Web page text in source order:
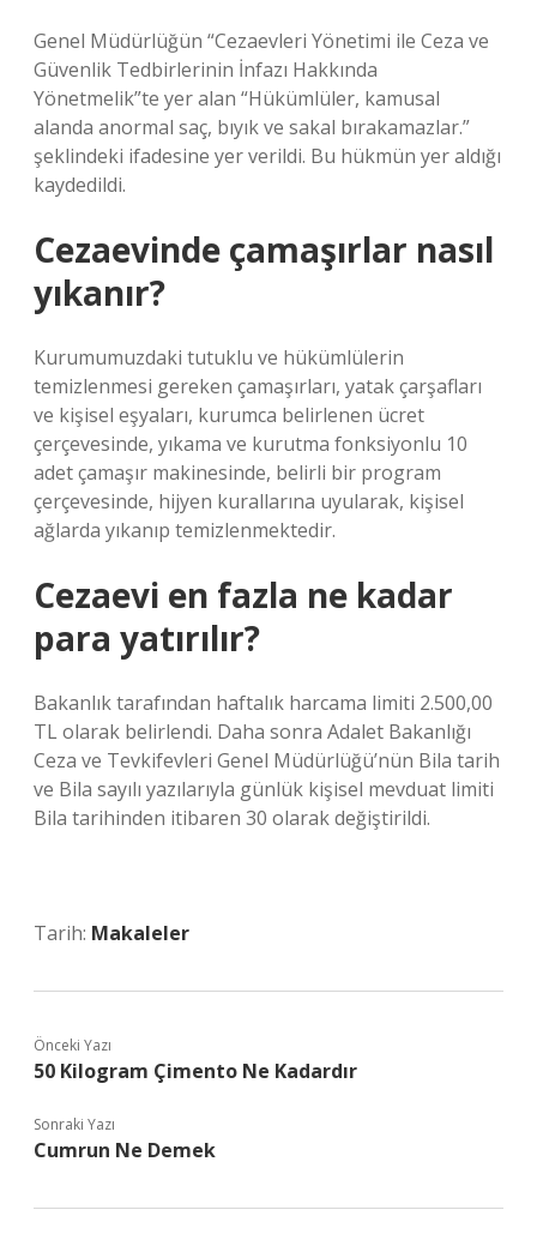
Genel Müdürlüğün “Cezaevleri Yönetimi ile Ceza ve
Güvenlik Tedbirlerinin İnfazı Hakkında
Yönetmelik”te yer alan “Hükümlüler, kamusal
alanda anormal saç, bıyık ve sakal bırakamazlar.”
şeklindeki ifadesine yer verildi. Bu hükmün yer aldığı
kaydedildi.
Cezaevinde çamaşırlar nasıl
yıkanır?
Kurumumuzdaki tutuklu ve hükümlülerin
temizlenmesi gereken çamaşırları, yatak çarşafları
ve kişisel eşyaları, kurumca belirlenen ücret
çerçevesinde, yıkama ve kurutma fonksiyonlu 10
adet çamaşır makinesinde, belirli bir program
çerçevesinde, hijyen kurallarına uyularak, kişisel
ağlarda yıkanıp temizlenmektedir.
Cezaevi en fazla ne kadar
para yatırılır?
Bakanlık tarafından haftalık harcama limiti 2.500,00
TL olarak belirlendi. Daha sonra Adalet Bakanlığı
Ceza ve Tevkifevleri Genel Müdürlüğü’nün Bila tarih
ve Bila sayılı yazılarıyla günlük kişisel mevduat limiti
Bila tarihinden itibaren 30 olarak değiştirildi.
Tarih: Makaleler
Önceki Yazı
50 Kilogram Çimento Ne Kadardır
Sonraki Yazı
Cumrun Ne Demek